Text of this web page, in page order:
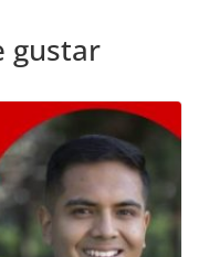
gustar